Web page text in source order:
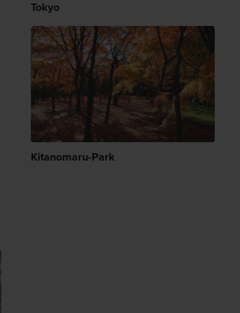
Tokyo
Kitanomaru-Park